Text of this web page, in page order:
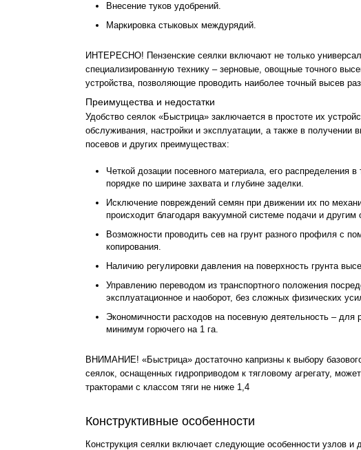
Внесение туков удобрений.
Маркировка стыковых междурядий.
ИНТЕРЕСНО! Пензенские сеялки включают не только
специализированную технику – зерновые, овощные точного
устройства, позволяющие проводить наиболее точный высев
Преимущества и недостатки
Удобство сеялок «Быстрица» заключается в простоте их
обслуживания, настройки и эксплуатации, а также в получении
посевов и других преимуществах:
Четкой дозации посевного материала, его распределения
порядке по ширине захвата и глубине заделки.
Исключение повреждений семян при движении их по
происходит благодаря вакуумной системе подачи и другим
Возможности проводить сев на грунт разного профиля с
копирования.
Наличию регулировки давления на поверхность грунта
Управлению переводом из транспортного положения
эксплуатационное и наоборот, без сложных физических
Экономичности расходов на посевную деятельность – для
минимум горючего на 1 га.
ВНИМАНИЕ! «Быстрица» достаточно капризны к выбору
сеялок, оснащенных гидроприводом к тягловому агрегату,
тракторами с классом тяги не ниже 1,4
Конструктивные особенности
Конструкция сеялки включает следующие особенности узлов